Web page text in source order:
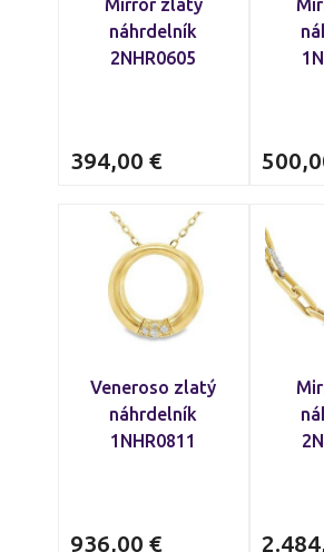
Mirror zlatý
náhrdelník
2NHR0605
394,00 €
Veneroso zlatý
náhrdelník
1NHR0811
936,00 €